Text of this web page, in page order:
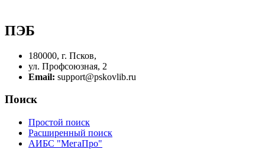
ПЭБ
180000, г. Псков,
ул. Профсоюзная, 2
Email: support@pskovlib.ru
Поиск
Простой поиск
Расширенный поиск
АИБС "МегаПро"